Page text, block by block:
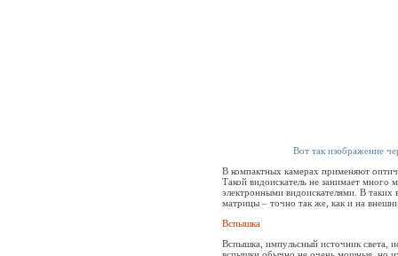
Вот так изображение
В компактных камерах применяют
Такой видоискатель не занимает много
электронными видоискателями. В таких
матрицы – точно так же, как и на
Вспышка
Вспышка, импульсный источник света,